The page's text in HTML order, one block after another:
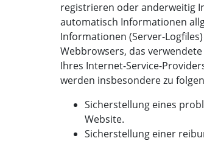
registrieren oder anderweitig
automatisch Informationen
Informationen (Server-
Webbrowsers, das
Ihres Internet-Service-
werden insbesondere zu
Sicherstellung eines
Website.
Sicherstellung einer